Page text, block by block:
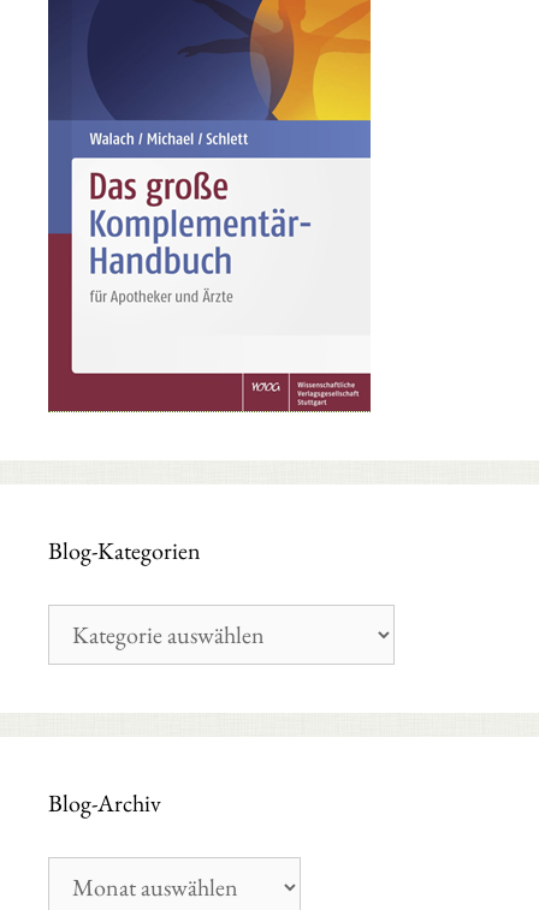
Blog-Kategorien
Kategorien
Blog-Archiv
Archiv